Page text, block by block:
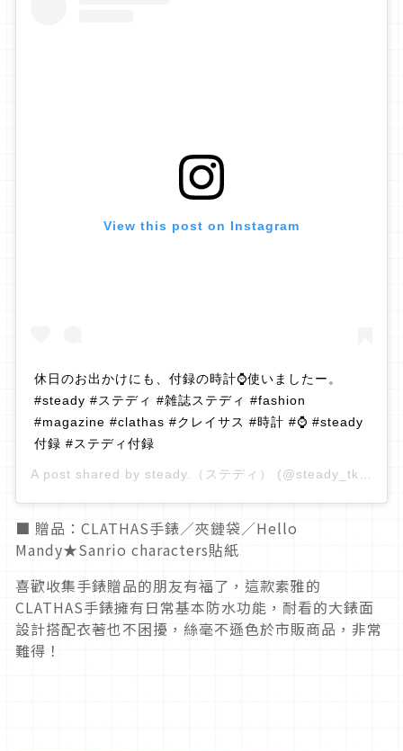
View this post on Instagram
休日のお出かけにも、付録の時計⌚️使いましたー。
#steady #ステディ #雑誌ステディ #fashion
#magazine #clathas #クレイサス #時計 #⌚️ #steady
付録 #ステディ付録
A post shared by steady.（ステディ） (@steady_tkj) on
■ 贈品：CLATHAS手錶／夾鏈袋／Hello
Mandy★Sanrio characters貼紙
喜歡收集手錶贈品的朋友有福了，這款素雅的
CLATHAS手錶擁有日常基本防水功能，耐看的大錶面
設計搭配衣著也不困擾，絲毫不遜色於市販商品，非常
難得！